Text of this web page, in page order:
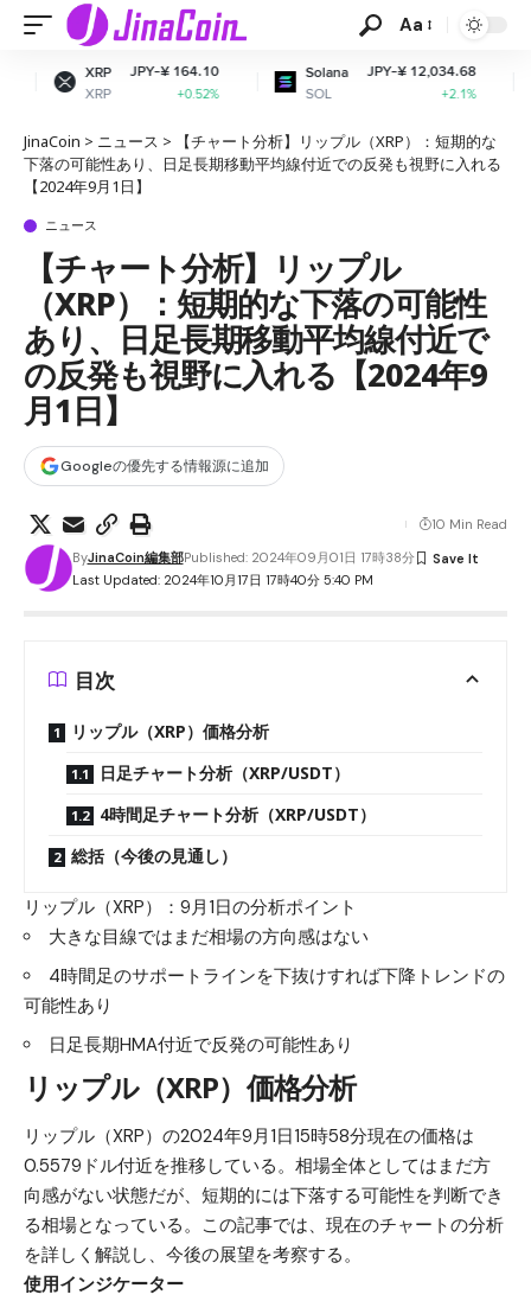
Aa
¥ 164.10
+0.52%
Solana
SOL
JPY-¥ 12,034.68
+2.1%
Dogecoin
DOGE
JinaCoin > ニュース >
【チャート分析】リップル（XRP）：短期的な
下落の可能性あり、日足長期移動平均線付近での反発も視野に入れる
【2024年9月1日】
ニュース
【チャート分析】リップル
（XRP）：短期的な下落の可能性
あり、日足長期移動平均線付近で
の反発も視野に入れる【2024年9
月1日】
Googleの優先する情報源に追加
Last Updated: 2024年10月17日 17時40分 5:40 PM
ByJinaCoin編集部Published: 2024年09月01日 17時38分
10 Min Read
目次
リップル（XRP）価格分析
日足チャート分析（XRP/USDT）
4時間足チャート分析（XRP/USDT）
総括（今後の見通し）
リップル（XRP）：9月1日の分析ポイント
大きな目線ではまだ相場の方向感はない
4時間足のサポートラインを下抜けすれば下降トレンドの
可能性あり
日足長期HMA付近で反発の可能性あり
リップル（XRP）価格分析
リップル（XRP）の2024年9月1日15時58分現在の価格は
0.5579ドル付近を推移している。相場全体としてはまだ方
向感がない状態だが、短期的には下落する可能性を判断でき
る相場となっている。この記事では、現在のチャートの分析
を詳しく解説し、今後の展望を考察する。
使用インジケーター